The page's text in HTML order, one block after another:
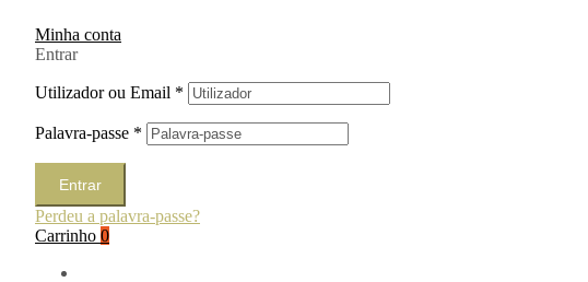
Minha conta
Entrar
Utilizador ou Email *
Palavra-passe *
Entrar
Perdeu a palavra-passe?
Carrinho 0